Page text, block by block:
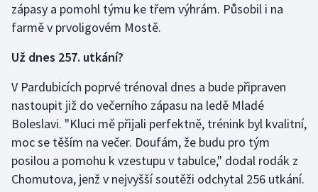
Lyže a snowboard
Motorsport
Olympijské hry
Parasport
Plavání
zápasy a pomohl týmu ke třem výhrám. Působil i na
farmě v prvoligovém Mostě.
Už dnes 257. utkání?
V Pardubicích poprvé trénoval dnes a bude připraven
nastoupit již do večerního zápasu na ledě Mladé
Boleslavi. "Kluci mě přijali perfektně, trénink byl kvalitní,
moc se těším na večer. Doufám, že budu pro tým
posilou a pomohu k vzestupu v tabulce," dodal rodák z
Chomutova, jenž v nejvyšší soutěži odchytal 256 utkání.